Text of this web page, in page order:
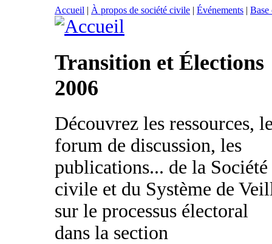
Accueil | À propos de société civile | Événements | Base
Transition et Élections
2006
Découvrez les ressources,
forum de discussion, les
publications... de la Société
civile et du Système de
sur le processus électoral
dans la section